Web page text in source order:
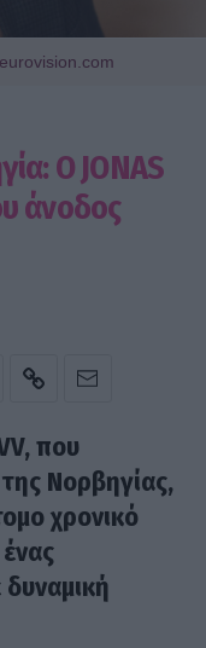
Ο JONAS
άνοδος
που
Νορβηγίας,
χρονικό